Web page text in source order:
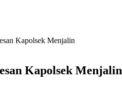
Kapolsek Menjalin
Kapolsek Menjalin